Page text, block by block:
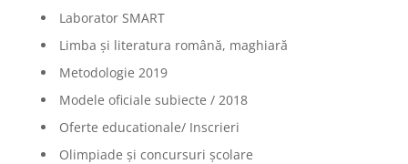
Laborator SMART
Limba şi literatura română, maghiară
Metodologie 2019
Modele oficiale subiecte / 2018
Oferte educationale/ Inscrieri
Olimpiade şi concursuri şcolare